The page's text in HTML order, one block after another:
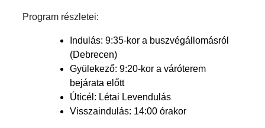
Program részletei:
Indulás: 9:35-kor a buszvégállomásról
(Debrecen)
Gyülekező: 9:20-kor a váróterem
bejárata előtt
Úticél: Létai Levendulás
Visszaindulás: 14:00 órakor